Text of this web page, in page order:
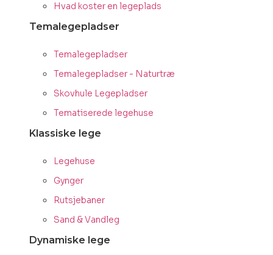
Hvad koster en legeplads
Temalegepladser
Temalegepladser
Temalegepladser - Naturtræ
Skovhule Legepladser
Tematiserede legehuse
Klassiske lege
Legehuse
Gynger
Rutsjebaner
Sand & Vandleg
Dynamiske lege